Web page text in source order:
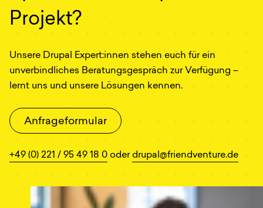
Projekt?
Unsere Drupal Expert:innen stehen euch für ein
unverbindliches Beratungsgespräch zur Verfügung –
lernt uns und unsere Lösungen kennen.
Anfrageformular
+49 (0) 221 / 95 49 18 0 oderdrupal@friendventure.de